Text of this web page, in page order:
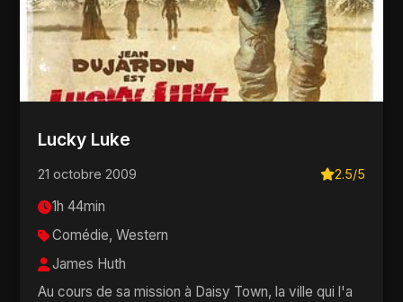
Lucky Luke
21 octobre 2009 2.5/5
1h 44min
Comédie, Western
James Huth
Au cours de sa mission à Daisy Town, la ville qui l'a